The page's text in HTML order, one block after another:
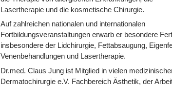
Lasertherapie und die kosmetische Chirurgie.
Auf zahlreichen nationalen und internationalen
Fortbildungsveranstaltungen erwarb er besondere
insbesondere der Lidchirurgie, Fettabsaugung,
Venenbehandlungen und Lasertherapie.
Dr.med. Claus Jung ist Mitglied in vielen
Dermatochirurgie e.V. Fachbereich Ästhetik, der